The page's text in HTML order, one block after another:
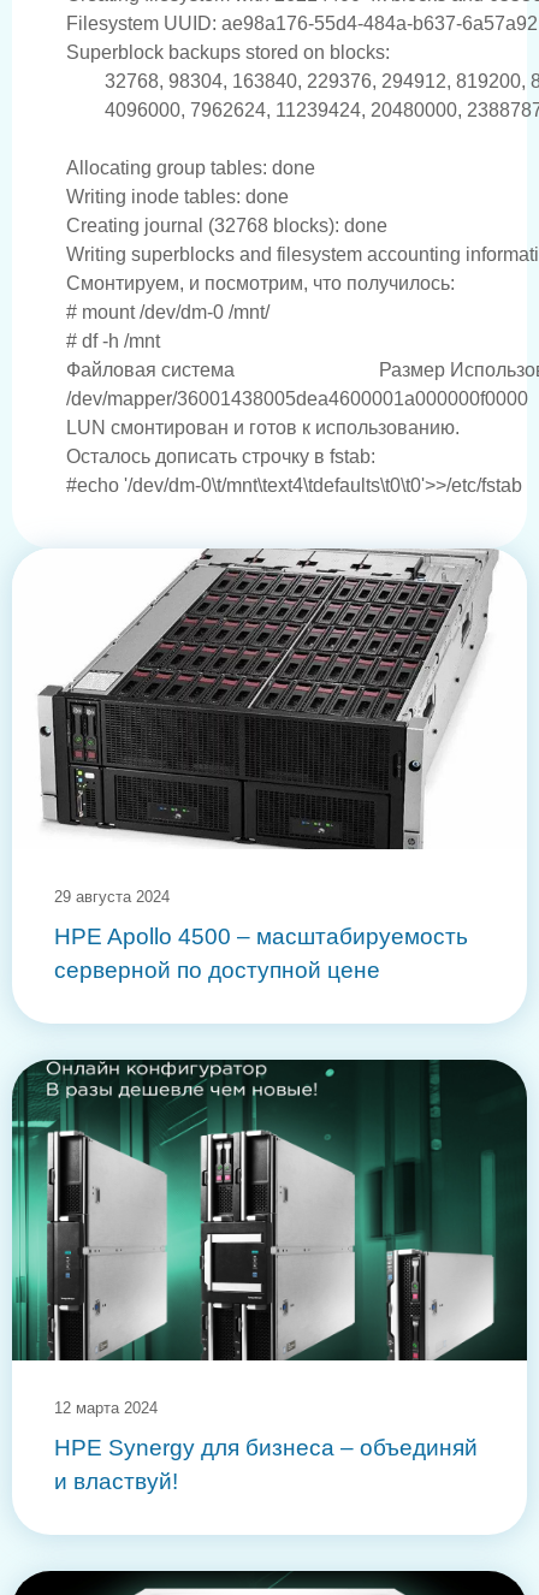
Filesystem UUID: ae98a176-55d4-484a-b637-
Superblock backups stored on blocks:
32768, 98304, 163840, 229376, 294912,
4096000, 7962624, 11239424, 20480000,
Allocating group tables: done
Writing inode tables: done
Creating journal (32768 blocks): done
Смонтируем, и посмотрим, что получилось:
# mount /dev/dm-0 /mnt/
# df -h /mnt
Файловая система                              Размер
LUN смонтирован и готов к использованию.
Осталось дописать строчку в fstab:
29 августа 2024
HPE Apollo 4500 – масштабируемость
серверной по доступной цене
12 марта 2024
HPE Synergy для бизнеса – объединяй
и властвуй!